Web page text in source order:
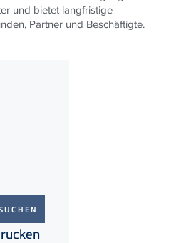
und bietet langfristige
Partner und Beschäftigte.